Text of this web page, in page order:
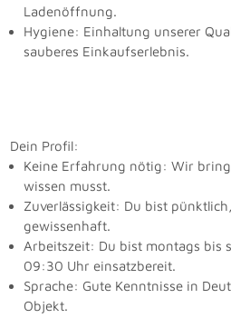
Ladenöffnung.
Hygiene: Einhaltung unserer
sauberes Einkaufserlebnis.
Dein Profil:
Keine Erfahrung nötig: Wir
wissen musst.
Zuverlässigkeit: Du bist
gewissenhaft.
Arbeitszeit: Du bist montags bis
09:30 Uhr einsatzbereit.
Sprache: Gute Kenntnisse in
Objekt.